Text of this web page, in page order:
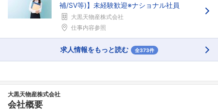
補/SV等)】未経験歓迎※ナショナル社員
大黒天物産株式会社
仕事内容参照
求人情報をもっと読む 全373件
大黒天物産株式会社
会社概要